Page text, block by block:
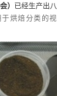
） 已经生产出
于烘焙分类的